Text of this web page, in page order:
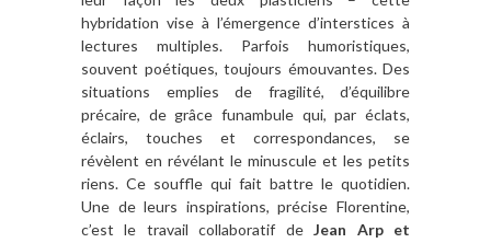
hybridation vise à l’émergence d’interstices à
lectures multiples. Parfois humoristiques,
souvent poétiques, toujours émouvantes. Des
situations emplies de fragilité, d’équilibre
précaire, de grâce funambule qui, par éclats,
éclairs, touches et correspondances, se
révèlent en révélant le minuscule et les petits
riens. Ce souffle qui fait battre le quotidien.
Une de leurs inspirations, précise Florentine,
c’est le travail collaboratif deJean Arp et